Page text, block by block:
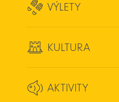
VÝLETY
KULTURA
AKTIVITY